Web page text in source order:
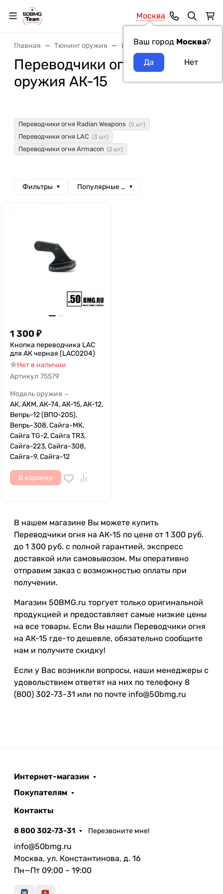
Москва
Ваш город Москва?
Главная Тюнинг оружия Переводчики огня
Переводчики огня модель
оружия АК-15
Переводчики огня Radian Weapons (5 шт)
Переводчики огня LAC (3 шт)
Переводчики огня Armacon (2 шт)
Фильтры Популярные сначала
1 300 ₽
Кнопка переводчика LAC
для АК черная (LAC0204)
Нет в наличии
Артикул 75579
Модель оружия —
АК, АКМ, АК-74, АК-15, АК-12,
Вепрь-12 (ВПО-205),
Вепрь-308, Сайга-МК,
Сайга TG-2, Сайга TR3,
Сайга-223, Сайга-308,
Сайга-9, Сайга-12
В корзину
В нашем магазине Вы можете купить
Переводчики огня на АК-15 по цене от 1 300 руб.
до 1 300 руб. с полной гарантией, экспресс
доставкой или самовывозом. Мы оперативно
отправим заказ с возможностью оплаты при
получении.
Магазин 50BMG.ru торгует только оригинальной
продукцией и предоставляет самые низкие цены
на все товары. Если Вы нашли Переводчики огня
на АК-15 где-то дешевле, обязательно сообщите
нам и получите скидку!
Если у Вас возникли вопросы, наши менеджеры с
удовольствием ответят на них по телефону 8
(800) 302-73-31 или по почте info@50bmg.ru
Интернет-магазин
Покупателям
Контакты
8 800 302-73-31 Перезвоните мне!
info@50bmg.ru
Москва, ул. Константинова, д. 16
Пн—Пт 09:00 – 19:00